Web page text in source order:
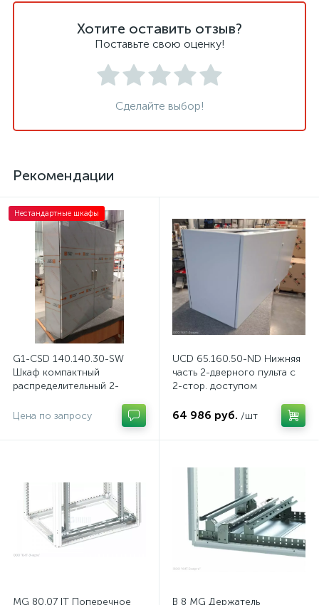
Хотите оставить отзыв?
Поставьте свою оценку!
Сделайте выбор!
Рекомендации
Нестандартные шкафы
G1-CSD 140.140.30-SW
Шкаф компактный
распределительный 2-
стали, с перемычкой
Цена по запросу
UCD 65.160.50-ND Нижняя
часть 2-дверного пульта с
2-стор. доступом
64 986 руб. /шт
MG 80.07 IT Поперечное
B 8 MG Держатель